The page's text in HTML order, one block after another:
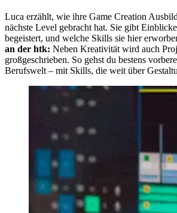
Luca erzählt, wie ihre Game Creation
nächste Level gebracht hat. Sie gibt
begeistert, und welche Skills sie hier
an der htk: Neben Kreativität wird auch
großgeschrieben. So gehst du bestens
Berufswelt – mit Skills, die weit über